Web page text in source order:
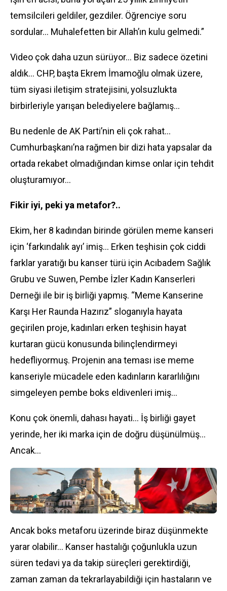
temsilcileri geldiler, gezdiler. Öğrenciye soru
sordular… Muhalefetten bir Allah’ın kulu gelmedi.”
Video çok daha uzun sürüyor… Biz sadece özetini
aldık… CHP, başta Ekrem İmamoğlu olmak üzere,
tüm siyasi iletişim stratejisini, yolsuzlukta
birbirleriyle yarışan belediyelere bağlamış…
Bu nedenle de AK Parti’nin eli çok rahat…
Cumhurbaşkanı’na rağmen bir dizi hata yapsalar da
ortada rekabet olmadığından kimse onlar için tehdit
oluşturamıyor…
Fikir iyi, peki ya metafor?..
Ekim, her 8 kadından birinde görülen meme kanseri
için ‘farkındalık ayı’ imiş… Erken teşhisin çok ciddi
farklar yaratığı bu kanser türü için Acıbadem Sağlık
Grubu ve Suwen, Pembe İzler Kadın Kanserleri
Derneği ile bir iş birliği yapmış. “Meme Kanserine
Karşı Her Raunda Hazırız” sloganıyla hayata
geçirilen proje, kadınları erken teşhisin hayat
kurtaran gücü konusunda bilinçlendirmeyi
hedefliyormuş. Projenin ana teması ise meme
kanseriyle mücadele eden kadınların kararlılığını
simgeleyen pembe boks eldivenleri imiş…
Konu çok önemli, dahası hayati… İş birliği gayet
yerinde, her iki marka için de doğru düşünülmüş…
Ancak…
Ancak boks metaforu üzerinde biraz düşünmekte
yarar olabilir… Kanser hastalığı çoğunlukla uzun
süren tedavi ya da takip süreçleri gerektirdiği,
zaman zaman da tekrarlayabildiği için hastaların ve